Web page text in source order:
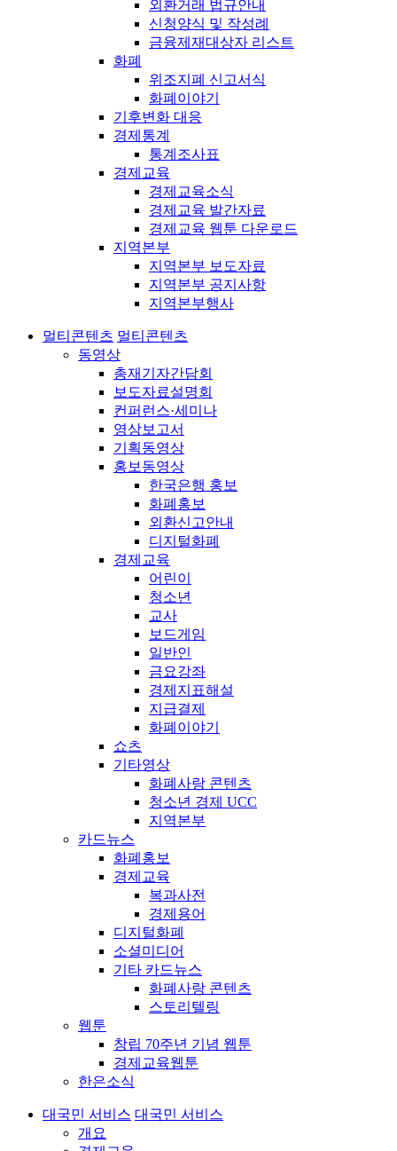
외환거래 법규안내
신청양식 및 작성례
금융제재대상자 리스트
화폐
위조지폐 신고서식
화폐이야기
기후변화 대응
경제통계
통계조사표
경제교육
경제교육소식
경제교육 발간자료
경제교육 웹툰 다운로드
지역본부
지역본부 보도자료
지역본부 공지사항
지역본부행사
멀티콘텐츠 멀티콘텐츠
동영상
총재기자간담회
보도자료설명회
컨퍼런스·세미나
영상보고서
기획동영상
홍보동영상
한국은행 홍보
화폐홍보
외환신고안내
디지털화폐
경제교육
어린이
청소년
교사
보드게임
일반인
금요강좌
경제지표해설
지급결제
화폐이야기
쇼츠
기타영상
화폐사랑 콘텐츠
청소년 경제 UCC
지역본부
카드뉴스
화폐홍보
경제교육
복과사전
경제용어
디지털화폐
소셜미디어
기타 카드뉴스
화폐사랑 콘텐츠
스토리텔링
웹툰
창립 70주년 기념 웹툰
경제교육웹툰
한은소식
대국민 서비스 대국민 서비스
개요